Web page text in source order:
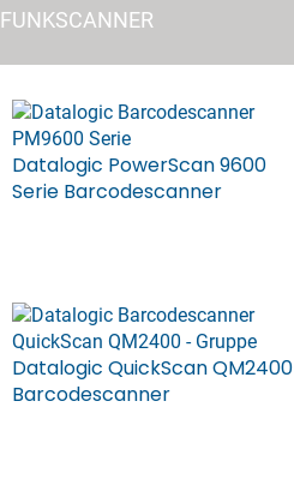
FUNKSCANNER
Datalogic PowerScan 9600
Serie Barcodescanner
Datalogic QuickScan QM2400
Barcodescanner